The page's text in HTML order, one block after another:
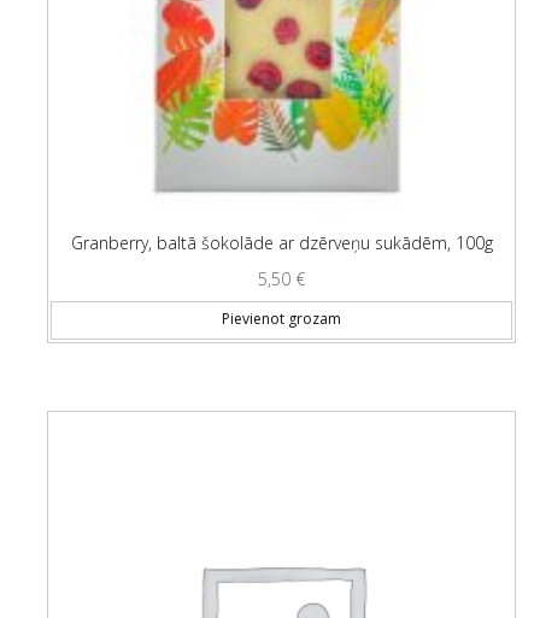
Granberry, baltā šokolāde ar dzērveņu sukādēm, 100g
5,50 €
Pievienot grozam